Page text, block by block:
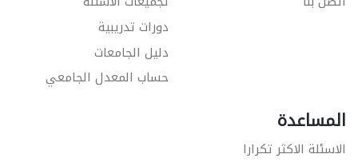
دورات تدريبية
دليل الجامعات
حساب المعدل الجامعي
المساعدة
الاسئلة الاكثر تكرارا